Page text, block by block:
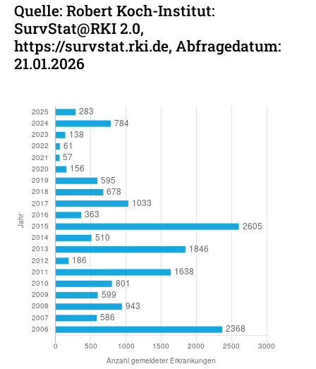
Quelle: Robert Koch-Institut:
SurvStat@RKI 2.0,
https://survstat.rki.de, Abfragedatum:
21.01.2026